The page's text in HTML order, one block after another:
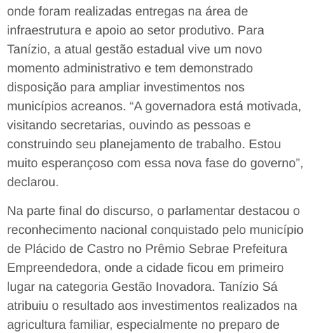
onde foram realizadas entregas na área de
infraestrutura e apoio ao setor produtivo. Para
Tanízio, a atual gestão estadual vive um novo
momento administrativo e tem demonstrado
disposição para ampliar investimentos nos
municípios acreanos. “A governadora está motivada,
visitando secretarias, ouvindo as pessoas e
construindo seu planejamento de trabalho. Estou
muito esperançoso com essa nova fase do governo”,
declarou.
Na parte final do discurso, o parlamentar destacou o
reconhecimento nacional conquistado pelo município
de Plácido de Castro no Prêmio Sebrae Prefeitura
Empreendedora, onde a cidade ficou em primeiro
lugar na categoria Gestão Inovadora. Tanízio Sá
atribuiu o resultado aos investimentos realizados na
agricultura familiar, especialmente no preparo de